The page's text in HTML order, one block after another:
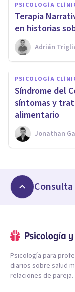
PSICOLOGÍA
Terapia
en historias
Adrián
PSICOLOGÍA
​Síndrome del
síntomas y
alimentario
Jonathan
Psicología para
diarios sobre salud
relaciones de pareja.